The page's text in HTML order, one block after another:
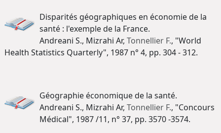
Disparités géographiques en économie de la
santé : l'exemple de la France.
Andreani S., Mizrahi Ar, Tonnellier F., "World
Health Statistics Quarterly", 1987 n° 4, pp. 304 - 312.
Géographie économique de la santé.
Andreani S., Mizrahi Ar, Tonnellier F., "Concours
Médical", 1987 /11, n° 37, pp. 3570 -3574.